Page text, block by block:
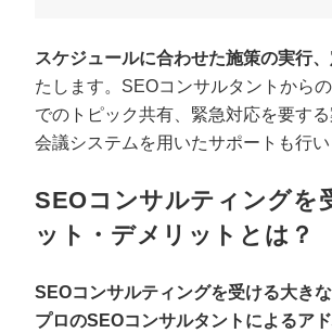
スケジュールに合わせた施策の実行
たします。SEOコンサルタントから
でのトピック共有、緊急対応を要す
会議システムを用いたサポートも行い
SEOコンサルティングを
ット・デメリットとは？
SEOコンサルティングを受ける大きな
プロのSEOコンサルタントによるア